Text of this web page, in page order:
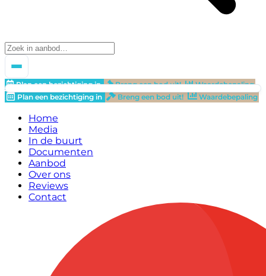
Plan een bezichtiging in Breng een bod uit!
Waardebepaling
Plan een bezichtiging in
Breng een bod uit! Waardebepaling
Home
Media
In de buurt
Documenten
Aanbod
Over ons
Reviews
Contact